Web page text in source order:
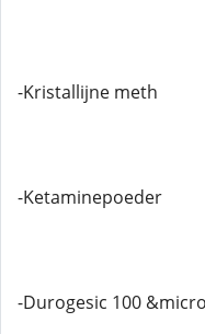
-Kristallijne meth
-Ketaminepoeder
-Durogesic 100